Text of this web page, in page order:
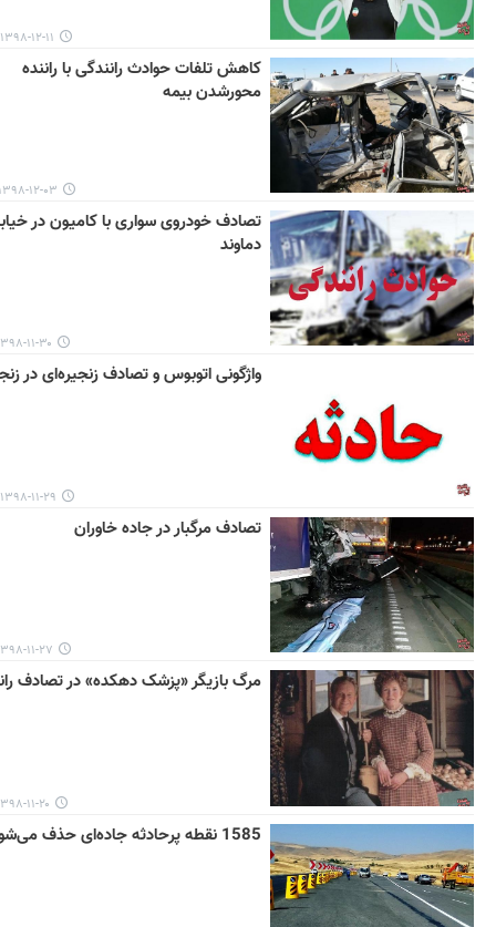
۱۳۹۸-۱۲-۱۱ ۰۰:۵۳
کاهش تلفات حوادث رانندگی با راننده
محورشدن بیمه
۱۳۹۸-۱۲-۰۳
تصادف خودروی سواری با کامیون در
دماوند
۱۳۹۸-۱۱-۳۰
واژگونی اتوبوس و تصادف زنجیره‌ای در
۱۳۹۸-۱۱-۲۹ ۱۴:۳۷
تصادف مرگبار در جاده خاوران
۱۳۹۸-۱۱-۲۷
مرگ بازیگر «پزشک دهکده» در تصادف
۱۳۹۸-۱۱-۲۰
1585 نقطه پرحادثه جاده‌ای حذف می‌شود